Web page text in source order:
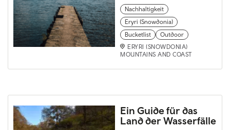
Nachhaltigkeit
Eryri (Snowdonia)
Bucketlist
Outdoor
ERYRI (SNOWDONIA)
MOUNTAINS AND COAST
Ein Guide für das
Land der Wasserfälle